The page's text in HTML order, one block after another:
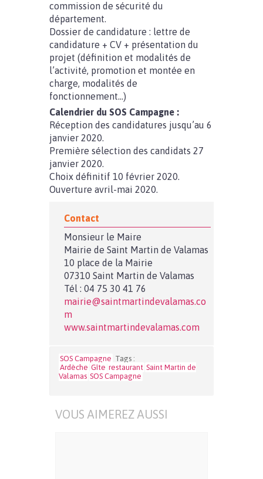
commission de sécurité du
département.
Dossier de candidature : lettre de
candidature + CV + présentation du
projet (définition et modalités de
l’activité, promotion et montée en
charge, modalités de
fonctionnement…)
Calendrier du SOS Campagne :
Réception des candidatures jusqu’au 6
janvier 2020.
Première sélection des candidats 27
janvier 2020.
Choix définitif 10 février 2020.
Ouverture avril-mai 2020.
Contact
Monsieur le Maire
Mairie de Saint Martin de Valamas
10 place de la Mairie
07310 Saint Martin de Valamas
Tél : 04 75 30 41 76
mairie@saintmartindevalamas.co
m
www.saintmartindevalamas.com
SOS Campagne Tags :
Ardèche Gîte restaurant Saint Martin de
Valamas SOS Campagne
VOUS AIMEREZ AUSSI